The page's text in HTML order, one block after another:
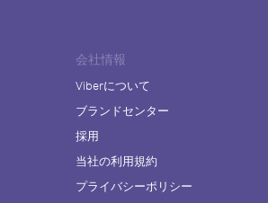
会社情報
Viberについて
ブランドセンター
採用
当社の利用規約
プライバシーポリシー